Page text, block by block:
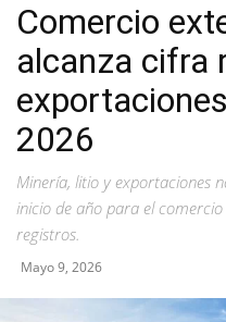
Comercio
alcanza cifra
2026
Minería, litio y exportaciones
inicio de año para el
registros.
Mayo 9, 2026